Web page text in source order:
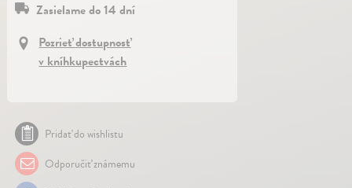
Zasielame do 14 dní
Pozrieť dostupnosť
v kníhkupectvách
Pridať do wishlistu
Odporučiť známemu